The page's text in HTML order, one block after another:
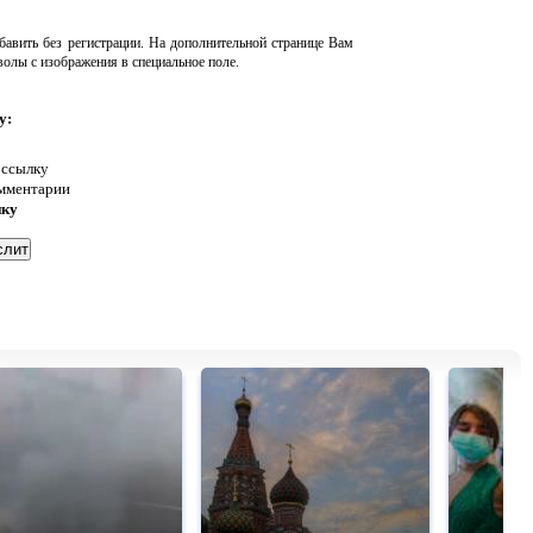
без регистрации. На дополнительной странице Вам
с изображения в специальное поле.